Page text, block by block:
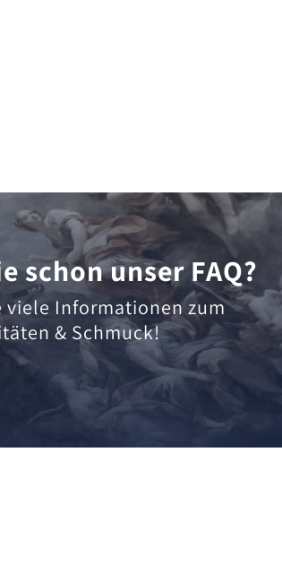
schon unser FAQ?
Informationen zum
& Schmuck!